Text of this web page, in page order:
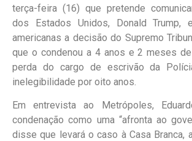
terça-feira (16) que pretende
dos Estados Unidos, Donald Trump,
americanas a decisão do Supremo
que o condenou a 4 anos e 2 meses
perda do cargo de escrivão da
inelegibilidade por oito anos.
Em entrevista ao Metrópoles,
condenação como uma “afronta ao
disse que levará o caso à Casa Branca,